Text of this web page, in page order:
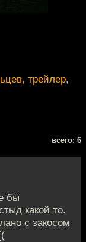
трейлер,
всего: 6
бы
какой то.
с закосом